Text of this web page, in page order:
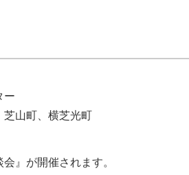
ー
芝山町、横芝光町
』が開催されます。